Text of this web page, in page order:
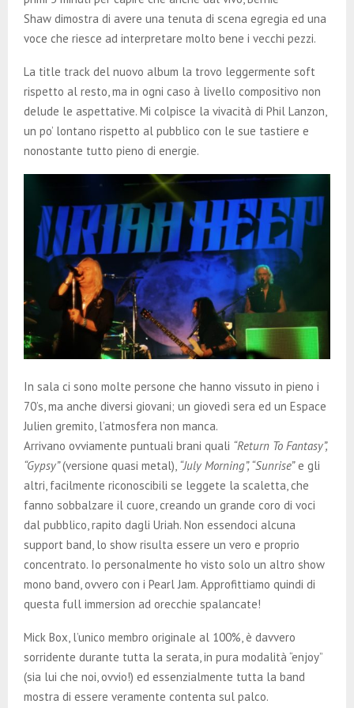
Shaw dimostra di avere una tenuta di scena egregia ed una
voce che riesce ad interpretare molto bene i vecchi pezzi.
La title track del nuovo album la trovo leggermente soft
rispetto al resto, ma in ogni caso à livello compositivo non
delude le aspettative. Mi colpisce la vivacità di Phil Lanzon,
un po’ lontano rispetto al pubblico con le sue tastiere e
nonostante tutto pieno di energie.
In sala ci sono molte persone che hanno vissuto in pieno i
70’s, ma anche diversi giovani; un giovedì sera ed un Espace
Julien gremito, l’atmosfera non manca.
Arrivano ovviamente puntuali brani quali “Return To Fantasy”,
“Gypsy”(versione quasi metal), “July Morning”, “Sunrise”e gli
altri, facilmente riconoscibili se leggete la scaletta, che
fanno sobbalzare il cuore, creando un grande coro di voci
dal pubblico, rapito dagli Uriah. Non essendoci alcuna
support band, lo show risulta essere un vero e proprio
concentrato. Io personalmente ho visto solo un altro show
mono band, ovvero con i Pearl Jam. Approfittiamo quindi di
questa full immersion ad orecchie spalancate!
Mick Box, l’unico membro originale al 100%, è davvero
sorridente durante tutta la serata, in pura modalità “enjoy”
(sia lui che noi, ovvio!) ed essenzialmente tutta la band
mostra di essere veramente contenta sul palco.